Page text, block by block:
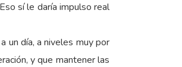
sí le daría impulso real
un día, a niveles muy por
y que mantener las